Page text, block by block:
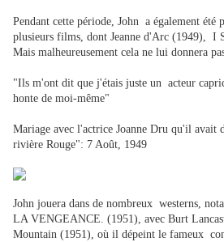
Pendant cette période, John a également été
plusieurs films, dont Jeanne d'Arc (1949), I
Mais malheureusement cela ne lui donnera
"Ils m'ont dit que j'étais juste un acteur
honte de moi-même"
Mariage avec l'actrice Joanne Dru qu'il avait
rivière Rouge": 7 Août, 1949
John jouera dans de nombreux westerns,
LA VENGEANCE. (1951), avec Burt
Mountain (1951), où il dépeint le fameux